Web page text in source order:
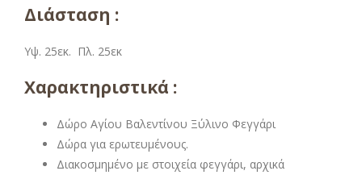
Διάσταση :
Υψ. 25εκ. Πλ. 25εκ
Χαρακτηριστικά :
Δώρο Αγίου Βαλεντίνου Ξύλινο Φεγγάρι
Δώρα για ερωτευμένους.
Διακοσμημένο με στοιχεία φεγγάρι, αρχικά